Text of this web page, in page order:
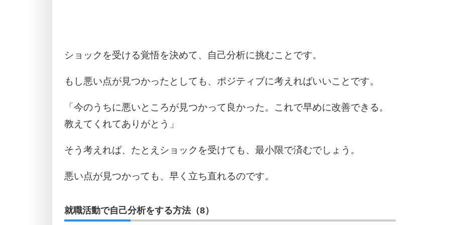
ショックを受ける覚悟を決めて、自己分析に挑むことです。
もし悪い点が見つかったとしても、ポジティブに考えればいいことです。
「今のうちに悪いところが見つかって良かった。これで早めに改善できる。
教えてくれてありがとう」
そう考えれば、たとえショックを受けても、最小限で済むでしょう。
悪い点が見つかっても、早く立ち直れるのです。
就職活動で自己分析をする方法（8）